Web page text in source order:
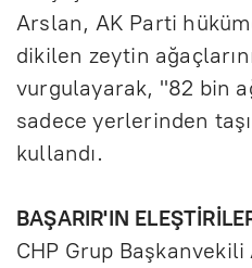
Arslan, AK Parti
dikilen zeytin
vurgulayarak, "82 bin
sadece yerlerinden
kullandı.
BAŞARIR'IN
CHP Grup Başkanvekili